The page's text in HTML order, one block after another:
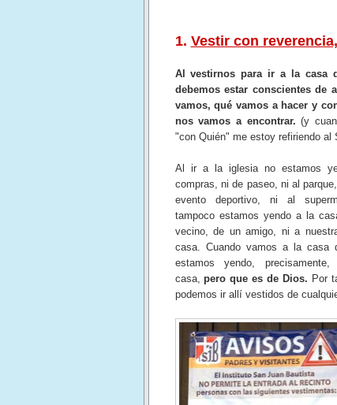
1. Vestir con
Al vestirnos para ir a la casa
debemos estar conscientes de
vamos, qué vamos a hacer y
nos vamos a encontrar. (y
"con Quién" me estoy refiriendo al
Al ir a la iglesia no estamos
compras, ni de paseo, ni al
evento deportivo, ni al
tampoco estamos yendo a la
vecino, de un amigo, ni a
casa. Cuando vamos a la casa
estamos yendo,
casa,pero que es de Dios. Por
podemos ir allí vestidos de